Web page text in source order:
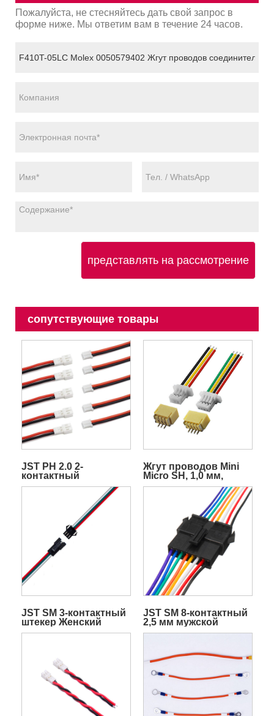
Пожалуйста, не стесняйтесь дать свой запрос в
форме ниже. Мы ответим вам в течение 24 часов.
представлять на рассмотрение
сопутствующие товары
JST PH 2.0 2-
контактный
силиконовый кабель
Жгут проводов Mini
Micro SH, 1,0 мм,
предварительно
обжатый FVP, кабель
контроллера полета
JST SM 3-контактный
штекер Женский
светодиодный жгут
JST SM 8-контактный
2,5 мм мужской
женский провод